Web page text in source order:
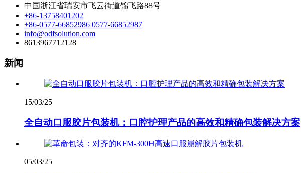
中国浙江省瑞安市飞云街道锦飞路88号
+86-13758401202
+86-0577-66852986 0577-66852987
info@odfsolution.com
8613967712128
新闻
15/03/25
全自动口服胶片包装机：口腔护理产品的高效和精确包装解决方案
05/03/25